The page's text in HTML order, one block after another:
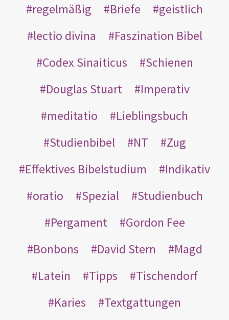
regelmäßig
Briefe
geistlich
lectio divina
Faszination Bibel
Codex Sinaiticus
Schienen
Douglas Stuart
Imperativ
meditatio
Lieblingsbuch
Studienbibel
NT
Zug
Effektives Bibelstudium
Indikativ
oratio
Spezial
Studienbuch
Pergament
Gordon Fee
Bonbons
David Stern
Magd
Latein
Tipps
Tischendorf
Karies
Textgattungen